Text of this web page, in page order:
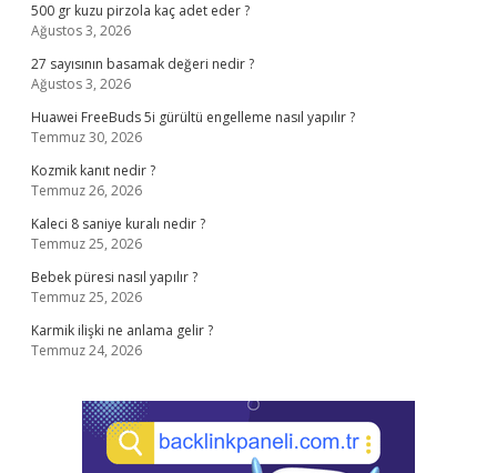
500 gr kuzu pirzola kaç adet eder ?
Ağustos 3, 2026
27 sayısının basamak değeri nedir ?
Ağustos 3, 2026
Huawei FreeBuds 5i gürültü engelleme nasıl yapılır ?
Temmuz 30, 2026
Kozmik kanıt nedir ?
Temmuz 26, 2026
Kaleci 8 saniye kuralı nedir ?
Temmuz 25, 2026
Bebek püresi nasıl yapılır ?
Temmuz 25, 2026
Karmik ilişki ne anlama gelir ?
Temmuz 24, 2026